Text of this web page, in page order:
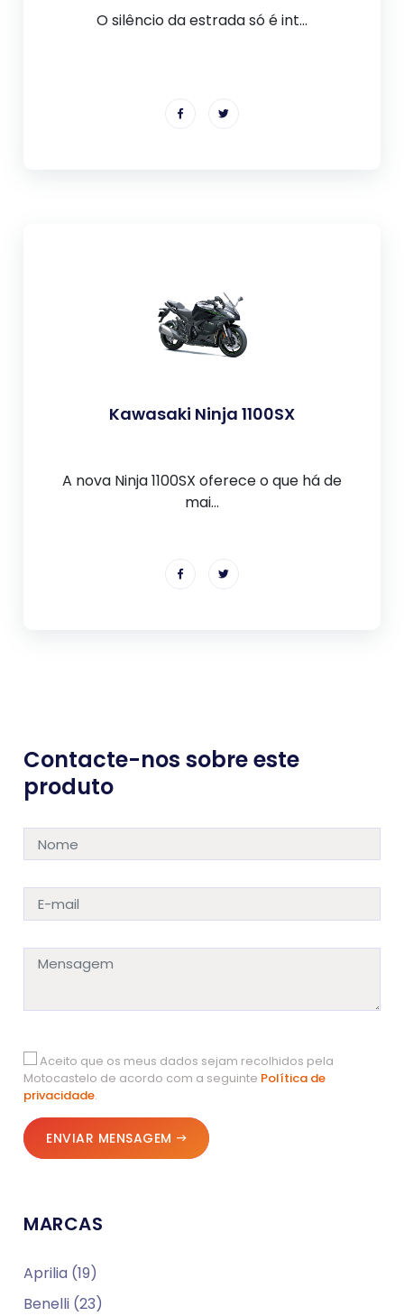
O silêncio da estrada só é int...
Kawasaki Ninja 1100SX
A nova Ninja 1100SX oferece o que há de
mai...
Contacte-nos sobre este
produto
Aceito que os meus dados sejam recolhidos pela
Motocastelo de acordo com a seguinte Política de
privacidade.
ENVIAR MENSAGEM
MARCAS
Aprilia (19)
Benelli (23)